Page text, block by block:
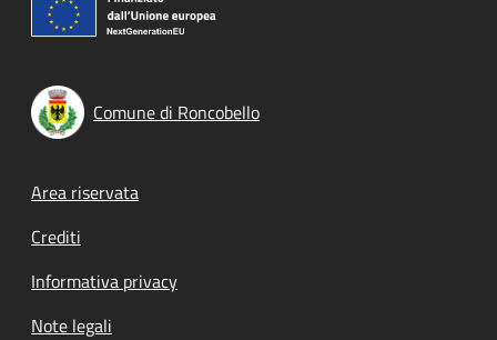
Comune di Roncobello
Footer menu
Area riservata
Crediti
Informativa privacy
Note legali